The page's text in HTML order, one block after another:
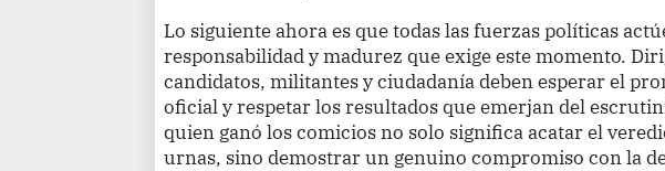
Lo siguiente ahora es que todas las fuerzas políticas
responsabilidad y madurez que exige este momento.
candidatos, militantes y ciudadanía deben esperar el
oficial y respetar los resultados que emerjan del
quien ganó los comicios no solo significa acatar el
urnas, sino demostrar un genuino compromiso con la